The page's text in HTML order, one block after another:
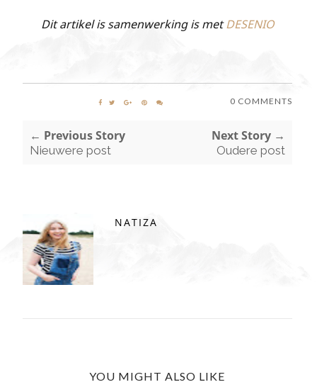
Dit artikel is samenwerking is metDESENIO
0 COMMENTS
← Previous Story
Nieuwere post
Next Story →
Oudere post
NATIZA
YOU MIGHT ALSO LIKE